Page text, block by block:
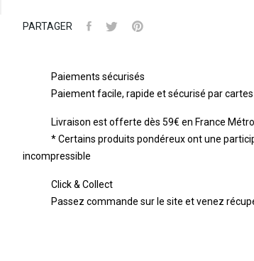
PARTAGER
Paiements sécurisés
Paiement facile, rapide et sécurisé par
Livraison est offerte dès 59€ en France
* Certains produits pondéreux ont une
incompressible
Click & Collect
Passez commande sur le site et venez